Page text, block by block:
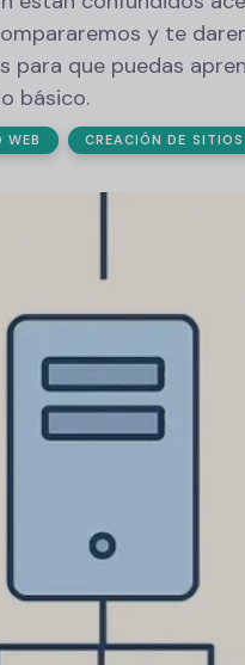
y te
para que puedas
básico.
WEB CREACIÓN DE SITIOS